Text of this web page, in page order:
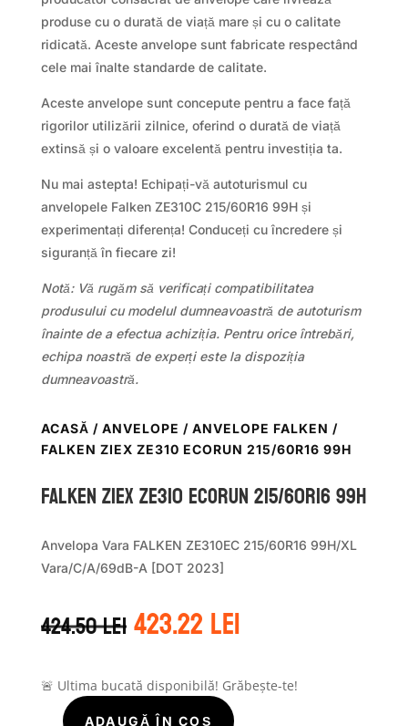
produse cu o durată de viață mare și cu o calitate
ridicată. Aceste anvelope sunt fabricate respectând
cele mai înalte standarde de calitate.
Aceste anvelope sunt concepute pentru a face față
rigorilor utilizării zilnice, oferind o durată de viață
extinsă și o valoare excelentă pentru investiția ta.
Nu mai astepta! Echipați-vă autoturismul cu
anvelopele Falken ZE310C 215/60R16 99H și
experimentați diferența! Conduceți cu încredere și
siguranță în fiecare zi!
Notă: Vă rugăm să verificați compatibilitatea
produsului cu modelul dumneavoastră de autoturism
înainte de a efectua achiziția. Pentru orice întrebări,
echipa noastră de experți este la dispoziția
dumneavoastră.
ACASĂ / ANVELOPE / ANVELOPE FALKEN /
FALKEN ZIEX ZE310 ECORUN 215/60R16 99H
Falken ZIEX ZE310 ECORUN 215/60R16 99H
Anvelopa Vara FALKEN ZE310EC 215/60R16 99H/XL
Vara/C/A/69dB-A [DOT 2023]
424.50leiPrețul
inițial
fost:
424.50 lei.
423.22leiPrețul
curent
423.22 lei.
🚨 Ultima bucată disponibilă! Grăbește-te!
ADAUGĂ ÎN COȘ